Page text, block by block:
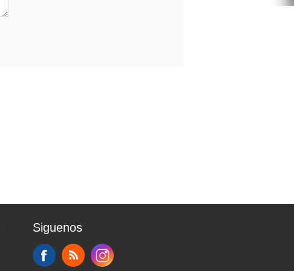
Siguenos